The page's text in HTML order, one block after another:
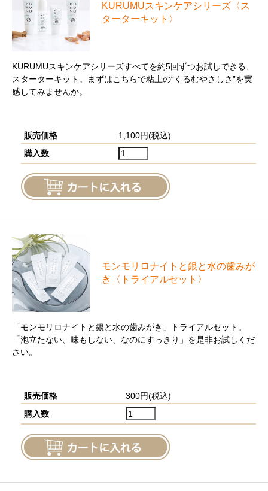
KURUMUスキンケアシリーズ〈ス
ターターキット〉
KURUMUスキンケアシリーズすべてを約5回ずつお試しできる、
スターターキット。まずはこちらで粘土の“くるむやさしさ”を実
感してみませんか。
販売価格
1,100円(税込)
購入数
モンモリロナイトと銀と⽔の⻭みが
き〈トライアルセット〉
「モンモリロナイトと銀と水の歯みがき」トライアルセット。
「泡立たない、味もしない、なのにすっきり」を是非お試しくだ
さい。
販売価格
300円(税込)
購入数